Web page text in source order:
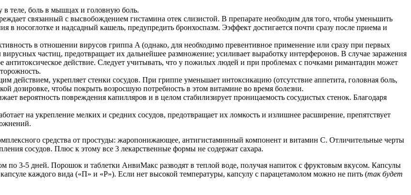
теле, боль в мышцах и головную боль.
связанный с высвобождением гистамина отек слизистой. В препарате необходим для того, чтобы уменьшить
в носоглотке и надсадный кашель, предупредить бронхоспазм. Ээффект достигается почти сразу после приема и
в отношении вирусов гриппа A (однако, для необходимо превентивное применение или сразу при первых
частиц, предотвращает их дальнейшее размножение; усиливает выработку интерферонов. В случае заражения
антитоксическое действие. Следует учитывать, что у пожилых людей и при проблемах с почками римантадин может
укрепляет стенки сосудов. При гриппе уменьшает интоксикацию (отсутствие аппетита, головная боль,
дозировке, чтобы покрыть возросшую потребность в этом витамине во время болезни.
вероятность повреждения капилляров и в целом стабилизирует проницаемость сосудистых стенок. Благодаря
на укрепление мелких и средних сосудов, предотвращает их ломкость и излишнее расширение, препятствует
средства от простуды: жаропонижающее, антигистаминный компонент и витамин C. Отличительные черты
сосудов. Плюс к этому все 3 лекарственные формы не содержат сахара.
по 3-5 дней. Порошок и таблетки АнвиМакс разводят в теплой воде, получая напиток с фруктовым вкусом. Капсулы
каждого вида («П» и «Р»). Если нет высокой температуры, капсулу с парацетамолом можно не пить (так будет